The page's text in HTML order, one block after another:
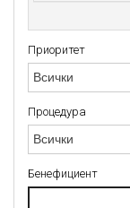
Приоритет
Приоритет
Процедура
Процедура
Бенефициент